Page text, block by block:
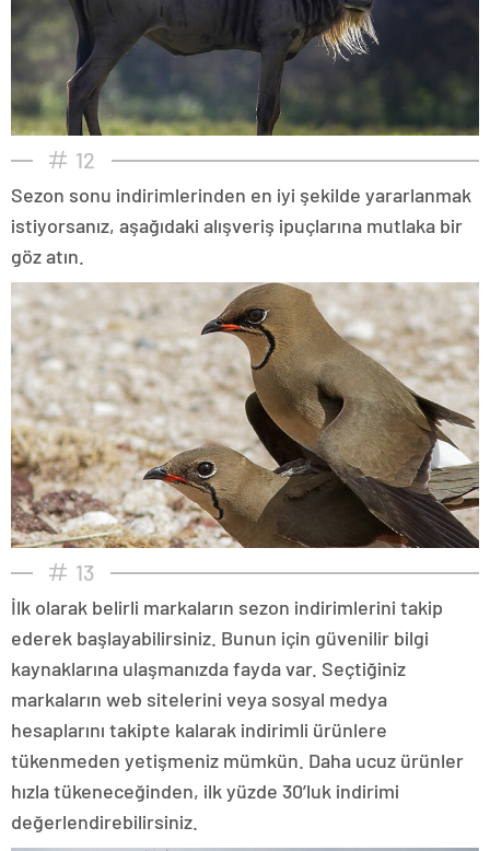
12
Sezon sonu indirimlerinden en iyi şekilde yararlanmak
istiyorsanız, aşağıdaki alışveriş ipuçlarına mutlaka bir
göz atın.
13
İlk olarak belirli markaların sezon indirimlerini takip
ederek başlayabilirsiniz. Bunun için güvenilir bilgi
kaynaklarına ulaşmanızda fayda var. Seçtiğiniz
markaların web sitelerini veya sosyal medya
hesaplarını takipte kalarak indirimli ürünlere
tükenmeden yetişmeniz mümkün. Daha ucuz ürünler
hızla tükeneceğinden, ilk yüzde 30’luk indirimi
değerlendirebilirsiniz.